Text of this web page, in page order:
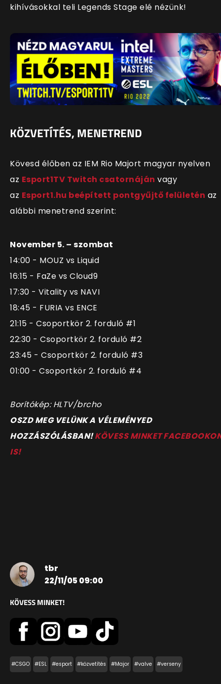
kihívásokkal teli Legends Stage elé nézünk!
KÖZVETÍTÉS, MENETREND
Kövesd élőben az IEM Rio Majort magyar nyelven
az Esport1TV Twitch csatornáján vagy
az Esport1.hu beépített pontgyűjtő felületén az
alábbi menetrend szerint:
November 5. – szombat
14:00 - MOUZ vs Liquid
16:15 - FaZe vs Cloud9
17:30 - Vitality vs NAVI
18:45 - FURIA vs ENCE
21:15 - Csoportkör 2. forduló #1
22:30 - Csoportkör 2. forduló #2
23:45 - Csoportkör 2. forduló #3
01:00 - Csoportkör 2. forduló #4
Borítókép: HLTV/brcho
OSZD MEG VELÜNK A VÉLEMÉNYED
HOZZÁSZÓLÁSBAN!KÖVESS MINKET
IS!
tbr
22/11/05 09:00
KÖVESS MINKET!
#CSGO #ESL #esport #közvetítés #Major #valve #verseny